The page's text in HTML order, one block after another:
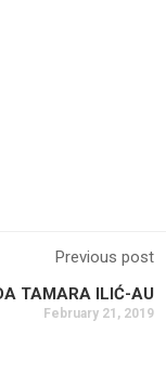
Previous post
TAMARA ILIĆ-AU
February 21, 2019